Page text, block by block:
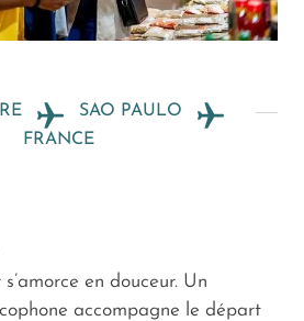
SAO PAULO
FRANCE
en douceur. Un
accompagne le départ